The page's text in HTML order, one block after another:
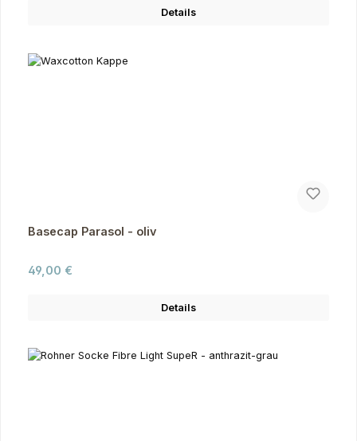
Details
Basecap Parasol - oliv
Regulärer Preis:
49,00 €
Details